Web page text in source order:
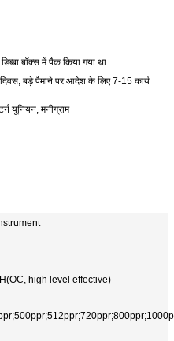
बॉक्स में पैक किया गया था
बड़े पैमाने पर आदेश के लिए 7-15 कार्य
यूनियन, मनीग्राम
high level effective)